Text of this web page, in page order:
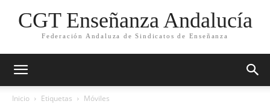
CGT Enseñanza Andalucía
Federación Andaluza de Sindicatos de Enseñanza
Inicio Etiquetas Móviles